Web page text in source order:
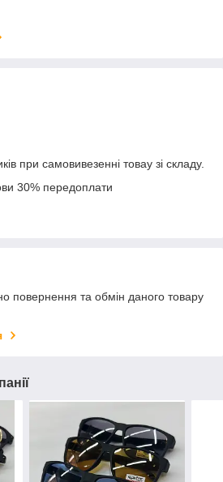
при самовивезенні товау зі складу.
30% передоплати
повернення та обмін даного товару